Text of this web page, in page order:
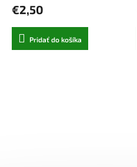
€2,50
Pridať do košíka